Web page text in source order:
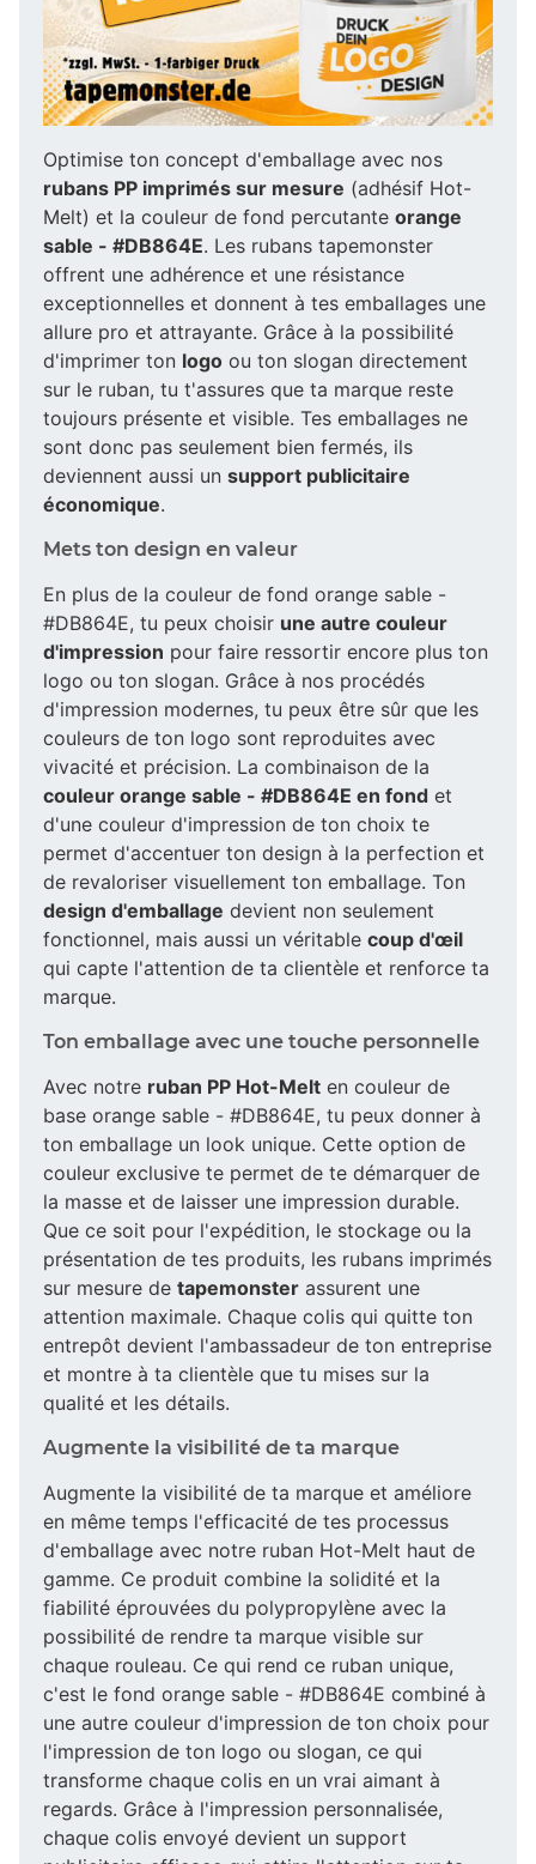
Optimise ton concept d'emballage avec nos
rubans PP imprimés sur mesure (adhésif Hot-
Melt) et la couleur de fond percutante orange
sable - #DB864E. Les rubans tapemonster
offrent une adhérence et une résistance
exceptionnelles et donnent à tes emballages une
allure pro et attrayante. Grâce à la possibilité
d'imprimer ton logo ou ton slogan directement
sur le ruban, tu t'assures que ta marque reste
toujours présente et visible. Tes emballages ne
sont donc pas seulement bien fermés, ils
deviennent aussi un support publicitaire
économique.
Mets ton design en valeur
En plus de la couleur de fond orange sable -
#DB864E, tu peux choisir une autre couleur
d'impression pour faire ressortir encore plus ton
logo ou ton slogan. Grâce à nos procédés
d'impression modernes, tu peux être sûr que les
couleurs de ton logo sont reproduites avec
vivacité et précision. La combinaison de la
couleur orange sable - #DB864E en fond et
d'une couleur d'impression de ton choix te
permet d'accentuer ton design à la perfection et
de revaloriser visuellement ton emballage. Ton
design d'emballage devient non seulement
fonctionnel, mais aussi un véritable coup d'œil
qui capte l'attention de ta clientèle et renforce ta
marque.
Ton emballage avec une touche personnelle
Avec notre ruban PP Hot-Melt en couleur de
base orange sable - #DB864E, tu peux donner à
ton emballage un look unique. Cette option de
couleur exclusive te permet de te démarquer de
la masse et de laisser une impression durable.
Que ce soit pour l'expédition, le stockage ou la
présentation de tes produits, les rubans imprimés
sur mesure de tapemonster assurent une
attention maximale. Chaque colis qui quitte ton
entrepôt devient l'ambassadeur de ton entreprise
et montre à ta clientèle que tu mises sur la
qualité et les détails.
Augmente la visibilité de ta marque
Augmente la visibilité de ta marque et améliore
en même temps l'efficacité de tes processus
d'emballage avec notre ruban Hot-Melt haut de
gamme. Ce produit combine la solidité et la
fiabilité éprouvées du polypropylène avec la
possibilité de rendre ta marque visible sur
chaque rouleau. Ce qui rend ce ruban unique,
c'est le fond orange sable - #DB864E combiné à
une autre couleur d'impression de ton choix pour
l'impression de ton logo ou slogan, ce qui
transforme chaque colis en un vrai aimant à
regards. Grâce à l'impression personnalisée,
chaque colis envoyé devient un support